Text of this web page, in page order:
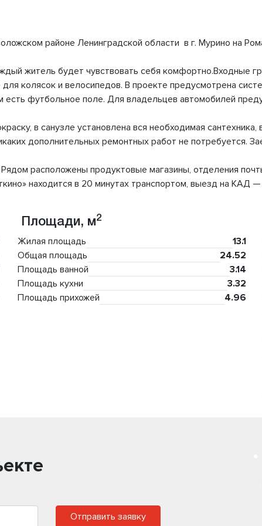
районе Ленинградской области в г. Мурино на
житель будет чувствовать себя комфортно.Входные
колясок и велосипедов. В проекте предусмотрена
футбольное поле. Для владельцев автомобилей
в санузле установлена вся необходимая
дополнительных ремонтных работ не потребуется.
расположены продуктовые магазины, отделения
находится в 20 минутах транспортом, выезд на КАД
Площади, м2
Жилая площадь
13.1
Общая площадь
24.52
Площадь ванной
3.14
Площадь кухни
3.32
Площадь прихожей
4.96
Отправить заявку